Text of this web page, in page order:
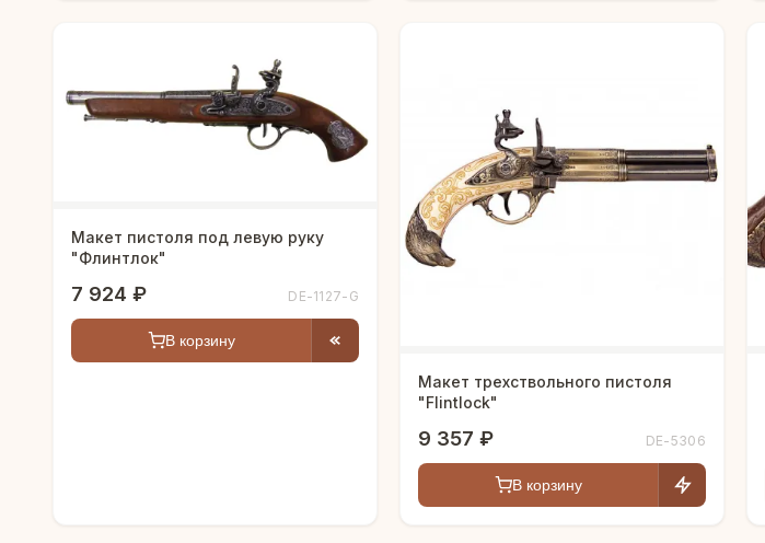
Макет пистоля под левую руку
"Флинтлок"
7 924 ₽ DE-1127-G
В корзину
Макет трехствольного пистоля
"Flintlock"
9 357 ₽ DE-5306
В корзину